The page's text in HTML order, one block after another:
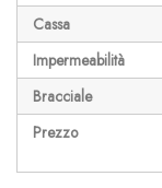
Cassa
Impermeabilità
Bracciale
Prezzo